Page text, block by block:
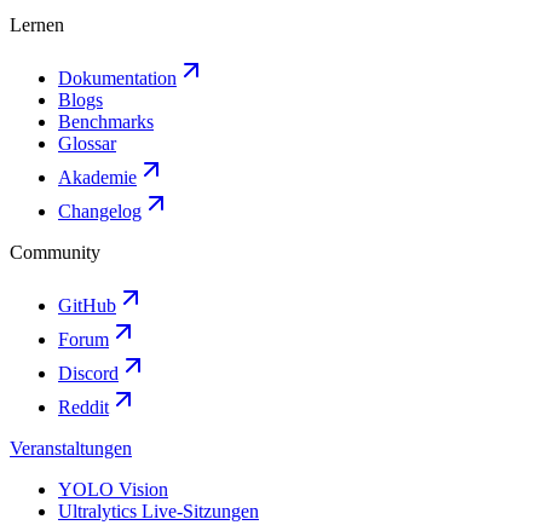
Lernen
Dokumentation
Blogs
Benchmarks
Glossar
Akademie
Changelog
Community
GitHub
Forum
Discord
Reddit
Veranstaltungen
YOLO Vision
Ultralytics Live-Sitzungen